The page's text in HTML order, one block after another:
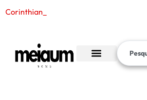
Corinthians vence o Internacional